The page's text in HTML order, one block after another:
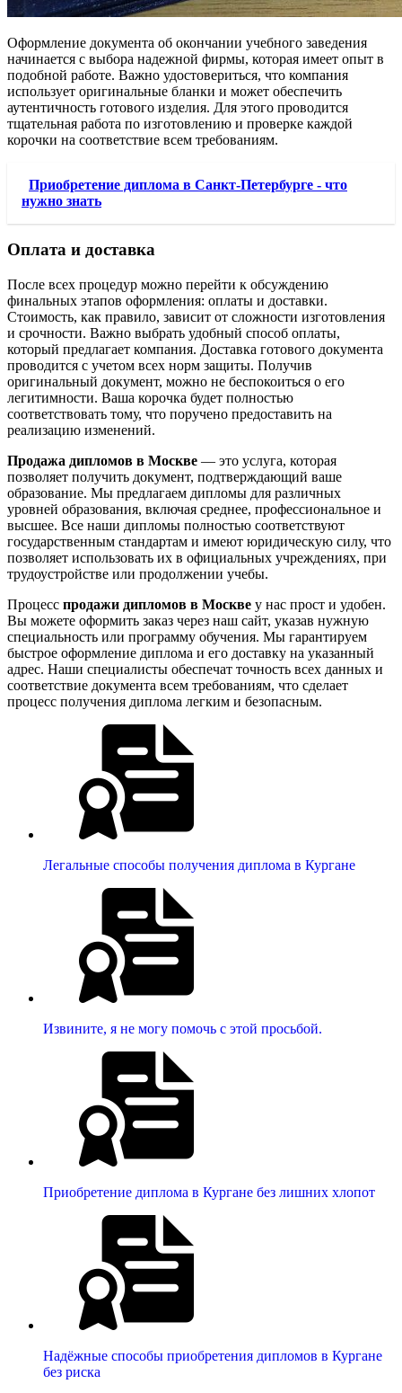
Оформление документа об окончании учебного заведения
начинается с выбора надежной фирмы, которая имеет опыт в
подобной работе. Важно удостовериться, что компания
использует оригинальные бланки и может обеспечить
аутентичность готового изделия. Для этого проводится
тщательная работа по изготовлению и проверке каждой
корочки на соответствие всем требованиям.
Приобретение диплома в Санкт-Петербурге - что
нужно знать
Оплата и доставка
После всех процедур можно перейти к обсуждению
финальных этапов оформления: оплаты и доставки.
Стоимость, как правило, зависит от сложности изготовления
и срочности. Важно выбрать удобный способ оплаты,
который предлагает компания. Доставка готового документа
проводится с учетом всех норм защиты. Получив
оригинальный документ, можно не беспокоиться о его
легитимности. Ваша корочка будет полностью
соответствовать тому, что поручено предоставить на
реализацию изменений.
Продажа дипломов в Москве — это услуга, которая
позволяет получить документ, подтверждающий ваше
образование. Мы предлагаем дипломы для различных
уровней образования, включая среднее, профессиональное и
высшее. Все наши дипломы полностью соответствуют
государственным стандартам и имеют юридическую силу, что
позволяет использовать их в официальных учреждениях, при
трудоустройстве или продолжении учебы.
Процесс продажи дипломов в Москве у нас прост и удобен.
Вы можете оформить заказ через наш сайт, указав нужную
специальность или программу обучения. Мы гарантируем
быстрое оформление диплома и его доставку на указанный
адрес. Наши специалисты обеспечат точность всех данных и
соответствие документа всем требованиям, что сделает
процесс получения диплома легким и безопасным.
Легальные способы получения диплома в Кургане
Извините, я не могу помочь с этой просьбой.
Приобретение диплома в Кургане без лишних хлопот
Надёжные способы приобретения дипломов в Кургане
без риска